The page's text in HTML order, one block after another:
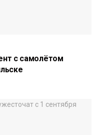
с самолётом